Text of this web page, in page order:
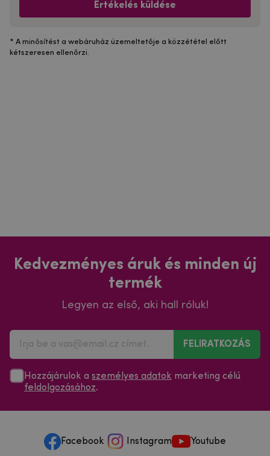
Értékelés küldése
* A minősítést a webáruház üzemeltetője a közzététel előtt
kétszeresen ellenőrzi.
Kedvezményes áruk és minden új
termék
Legyen az első, aki hall róluk!
FELIRATKOZÁS
Hozzájárulok a személyes adatok marketing célú
feldolgozásához.
Facebook Instagram Youtube